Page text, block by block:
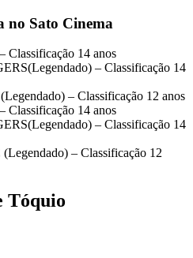
no Sato Cinema
Classificação 14 anos
– Classificação 14
– Classificação 12 anos
14 anos
– Classificação 14
– Classificação 12
Tóquio